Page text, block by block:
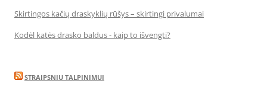
Skirtingos kačių draskyklių rūšys – skirtingi privalumai
Kodėl katės drasko baldus - kaip to išvengti?
STRAIPSNIU TALPINIMUI